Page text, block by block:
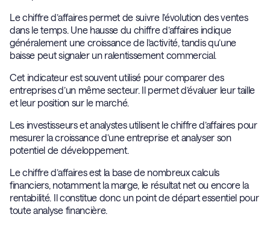
Le chiffre d’affaires permet de suivre l’évolution des ventes
dans le temps. Une hausse du chiffre d’affaires indique
généralement une croissance de l’activité, tandis qu’une
baisse peut signaler un ralentissement commercial.
Cet indicateur est souvent utilisé pour comparer des
entreprises d’un même secteur. Il permet d’évaluer leur taille
et leur position sur le marché.
Les investisseurs et analystes utilisent le chiffre d’affaires pour
mesurer la croissance d’une entreprise et analyser son
potentiel de développement.
Le chiffre d’affaires est la base de nombreux calculs
financiers, notamment la marge, le résultat net ou encore la
rentabilité. Il constitue donc un point de départ essentiel pour
toute analyse financière.